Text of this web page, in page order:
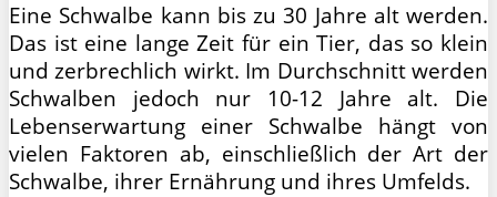
Eine Schwalbe kann bis zu 30 Jahre alt werden.
Das ist eine lange Zeit für ein Tier, das so klein
und zerbrechlich wirkt. Im Durchschnitt werden
Schwalben jedoch nur 10-12 Jahre alt. Die
Lebenserwartung einer Schwalbe hängt von
vielen Faktoren ab, einschließlich der Art der
Schwalbe, ihrer Ernährung und ihres Umfelds.